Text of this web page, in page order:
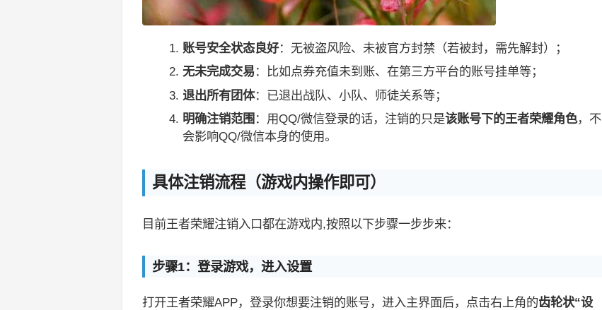
账号安全状态良好：无被盗风险、未被官方封禁（若被封，需先解封）；
无未完成交易：比如点券充值未到账、在第三方平台的账号挂单等；
退出所有团体：已退出战队、小队、师徒关系等；
明确注销范围 ：用QQ/微信登录的话，注销的只是该账号下的王者荣耀角色，不
会影响QQ/微信本身的使用。
具体注销流程（游戏内操作即可）
目前王者荣耀注销入口都在游戏内,按照以下步骤一步步来：
步骤1：登录游戏，进入设置
打开王者荣耀APP，登录你想要注销的账号，进入主界面后，点击右上角的齿轮状“设